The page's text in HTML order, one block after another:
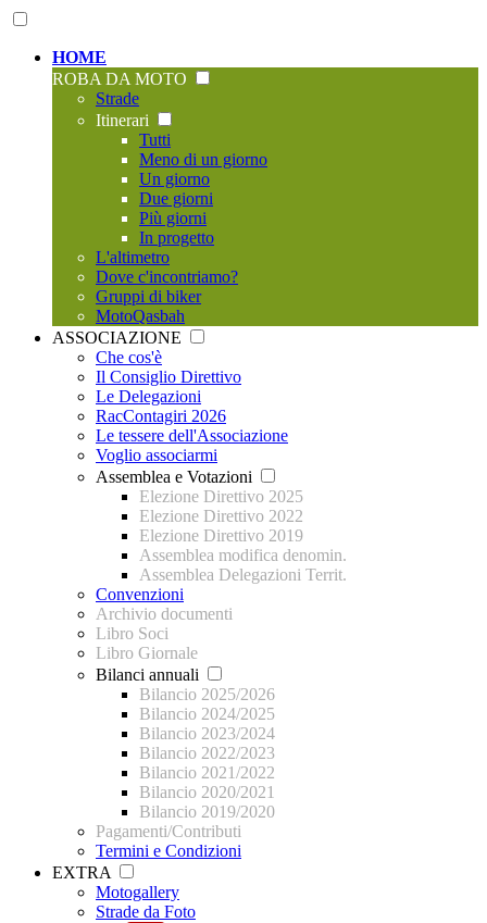
HOME
ROBA DA MOTO
Strade
Itinerari
Tutti
Meno di un giorno
Un giorno
Due giorni
Più giorni
In progetto
L'altimetro
Dove c'incontriamo?
Gruppi di biker
MotoQasbah
ASSOCIAZIONE
Che cos'è
Il Consiglio Direttivo
Le Delegazioni
RacContagiri 2026
Le tessere dell'Associazione
Voglio associarmi
Assemblea e Votazioni
Elezione Direttivo 2025
Elezione Direttivo 2022
Elezione Direttivo 2019
Assemblea modifica denomin.
Assemblea Delegazioni Territ.
Convenzioni
Archivio documenti
Libro Soci
Libro Giornale
Bilanci annuali
Bilancio 2025/2026
Bilancio 2024/2025
Bilancio 2023/2024
Bilancio 2022/2023
Bilancio 2021/2022
Bilancio 2020/2021
Bilancio 2019/2020
Pagamenti/Contributi
Termini e Condizioni
EXTRA
Motogallery
Strade da Foto